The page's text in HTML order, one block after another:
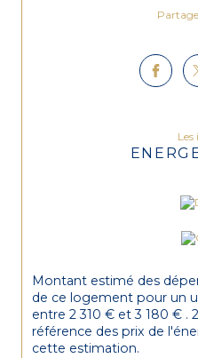
Montant estimé des
de ce logement pour un
entre 2 310 € et 3 180 € .
référence des prix de
cette estimation.